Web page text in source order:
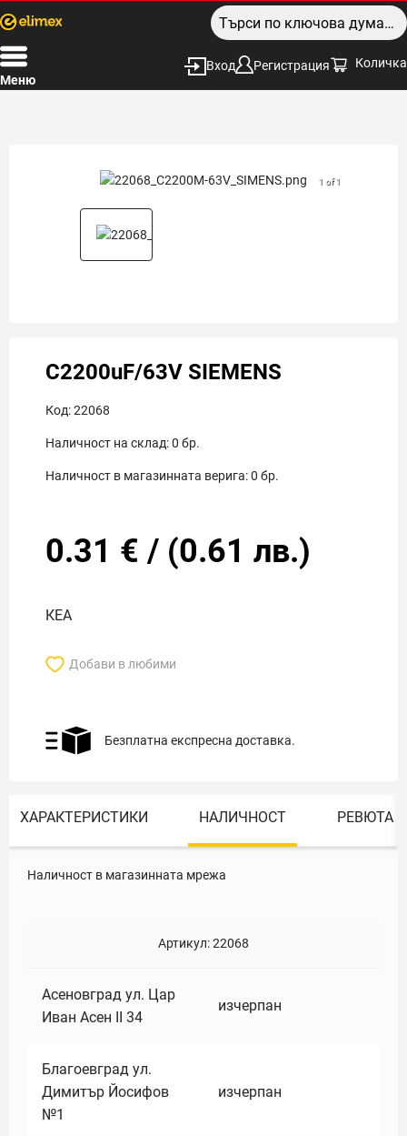
Меню
Вход Регистрация Количка
1 of 1
C2200uF/63V SIEMENS
Код:22068
Наличност на склад:0 бр.
Наличност в магазинната верига:0 бр.
0.31 € / (0.61 лв.)
КЕА
Добави в любими
Безплатна експресна доставка.
ХАРАКТЕРИСТИКИ НАЛИЧНОСТ РЕВЮТА
Наличност в магазинната мрежа
Артикул:22068
Асеновград ул. Цар
Иван Асен II 34
изчерпан
Благоевград ул.
Димитър Йосифов
№1
изчерпан